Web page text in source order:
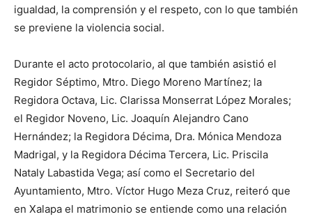
igualdad, la comprensión y el respeto, con lo que también
se previene la violencia social.
Durante el acto protocolario, al que también asistió el
Regidor Séptimo, Mtro. Diego Moreno Martínez; la
Regidora Octava, Lic. Clarissa Monserrat López Morales;
el Regidor Noveno, Lic. Joaquín Alejandro Cano
Hernández; la Regidora Décima, Dra. Mónica Mendoza
Madrigal, y la Regidora Décima Tercera, Lic. Priscila
Nataly Labastida Vega; así como el Secretario del
Ayuntamiento, Mtro. Víctor Hugo Meza Cruz, reiteró que
en Xalapa el matrimonio se entiende como una relación